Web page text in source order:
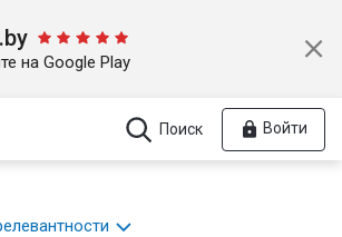
на Google Play
Поиск Войти